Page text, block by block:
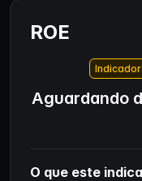
ROE
Aguardando
O que este